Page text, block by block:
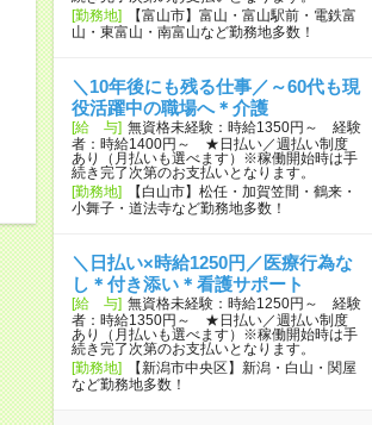
[勤務地]
【富山市】富山・富山駅前・電鉄富
山・東富山・南富山など勤務地多数！
＼10年後にも残る仕事／～60代も現
役活躍中の職場へ＊介護
[給 与] 無資格未経験：時給1350円～ 経験
者：時給1400円～ ★日払い／週払い制度
あり（月払いも選べます）※稼働開始時は手
続き完了次第のお支払いとなります。
[勤務地]
【白山市】松任・加賀笠間・鶴来・
小舞子・道法寺など勤務地多数！
＼日払い×時給1250円／医療行為な
し＊付き添い＊看護サポート
[給 与] 無資格未経験：時給1250円～ 経験
者：時給1350円～ ★日払い／週払い制度
あり（月払いも選べます）※稼働開始時は手
続き完了次第のお支払いとなります。
[勤務地]
【新潟市中央区】新潟・白山・関屋
など勤務地多数！